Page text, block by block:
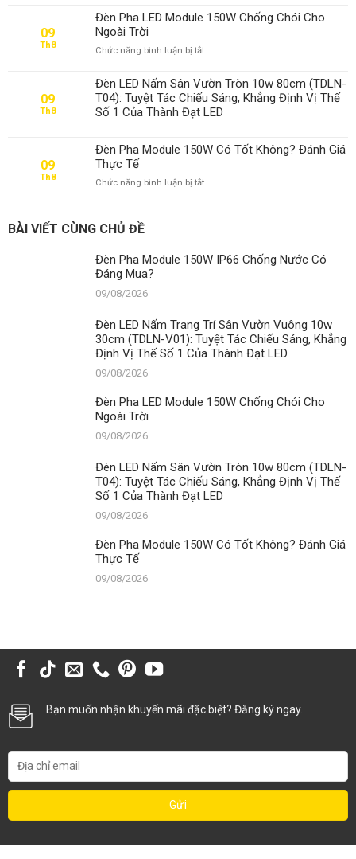
Nước
Mua?
09
Th8
Đèn Pha LED Module 150W Chống Chói Cho
Ngoài Trời
Chức năng bình luận bị tắtở
Pha
LED
Module
150W
Chói
Trời
09
Th8
Đèn LED Nấm Sân Vườn Tròn 10w 80cm (TDLN-
T04): Tuyệt Tác Chiếu Sáng, Khẳng Định Vị Thế
Số 1 Của Thành Đạt LED
09
Th8
Đèn Pha Module 150W Có Tốt Không? Đánh Giá
Thực Tế
Chức năng bình luận bị tắtở
Tốt
Tế
BÀI VIẾT CÙNG CHỦ ĐỀ
Đèn Pha Module 150W IP66 Chống Nước Có
Đáng Mua?
09/08/2026
Đèn LED Nấm Trang Trí Sân Vườn Vuông 10w
30cm (TDLN-V01): Tuyệt Tác Chiếu Sáng, Khẳng
Định Vị Thế Số 1 Của Thành Đạt LED
09/08/2026
Đèn Pha LED Module 150W Chống Chói Cho
Ngoài Trời
09/08/2026
Đèn LED Nấm Sân Vườn Tròn 10w 80cm (TDLN-
T04): Tuyệt Tác Chiếu Sáng, Khẳng Định Vị Thế
Số 1 Của Thành Đạt LED
09/08/2026
Đèn Pha Module 150W Có Tốt Không? Đánh Giá
Thực Tế
09/08/2026
Bạn muốn nhận khuyến mãi đặc biệt? Đăng ký ngay.